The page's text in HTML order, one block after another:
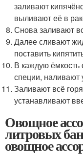
заливают
выливают её в
Снова заливают
Далее сливают
поставить
В каждую ёмкость
специи, наливают
Заливают всё
устанавливают
Овощное
литровых
овощное